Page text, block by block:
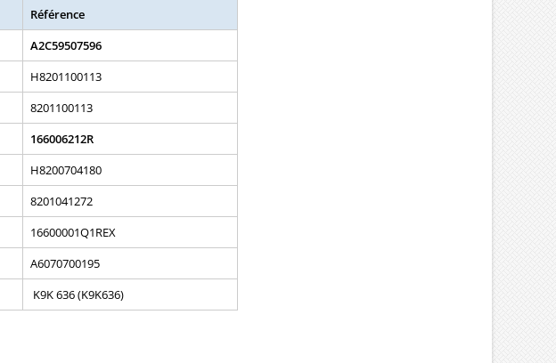
Référence
A2C59507596
H8201100113
8201100113
166006212R
H8200704180
8201041272
16600001Q1REX
A6070700195
K9K 636 (K9K636)